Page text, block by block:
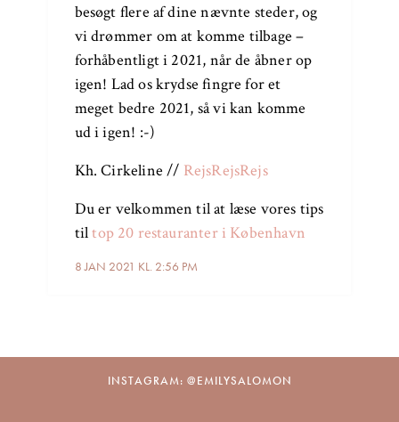
8 JAN 2021 KL. 2:56 PM
besøgt flere af dine nævnte steder, og
vi drømmer om at komme tilbage –
forhåbentligt i 2021, når de åbner op
igen! Lad os krydse fingre for et
meget bedre 2021, så vi kan komme
ud i igen! :-)
Kh. Cirkeline // RejsRejsRejs
Du er velkommen til at læse vores tips
tiltop 20 restauranter i København
INSTAGRAM: @EMILYSALOMON